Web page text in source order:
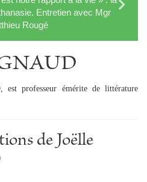
Entretien avec Mgr
Rougé
est professeur émérite de littérature
de Joëlle